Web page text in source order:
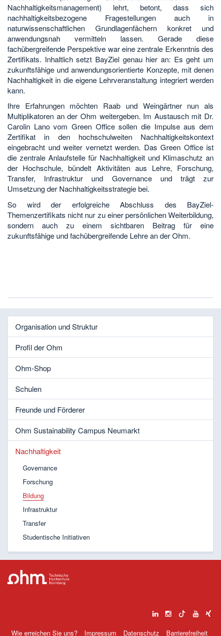
Nachhaltigkeitsmanagement) lehrt, betont, dass sich
nachhaltigkeitsbezogene Fragestellungen auch in
naturwissenschaftlichen Grundlagenfächern konkret und
anwendungsnah vermitteln lassen. Gerade diese
fachübergreifende Perspektive war eine zentrale Erkenntnis des
Zertifikats. Inhaltlich setzt BayZiel genau hier an: Es geht um
zukunftsfähige und anwendungsorientierte Konzepte, mit denen
Nachhaltigkeit in die eigene Lehrveranstaltung integriert werden
kann.
Ihre Erfahrungen möchten Raab und Weingärtner nun als
Multiplikatoren an der Ohm weitergeben. Im Austausch mit Dr.
Carolin Lano vom Green Office sollen die Impulse aus dem
Zertifikat in den hochschulweiten Nachhaltigkeitskontext
eingebracht und weiter vernetzt werden. Das Green Office ist
die zentrale Anlaufstelle für Nachhaltigkeit und Klimaschutz an
der Hochschule, bündelt Aktivitäten aus Lehre, Forschung,
Transfer, Infrastruktur und Governance und trägt zur
Umsetzung der Nachhaltigkeitsstrategie bei.
So wird der erfolgreiche Abschluss des BayZiel-
Themenzertifikats nicht nur zu einer persönlichen Weiterbildung,
sondern auch zu einem sichtbaren Beitrag für eine
zukunftsfähige und fachübergreifende Lehre an der Ohm.
Organisation und Struktur
Profil der Ohm
Ohm-Shop
Schulen
Freunde und Förderer
Ohm Sustainability Campus Neumarkt
Nachhaltigkeit
Governance
Forschung
Bildung
Infrastruktur
Transfer
Studentische Initiativen
Wie erreichen Sie uns? Impressum Datenschutz Barrierefreiheit